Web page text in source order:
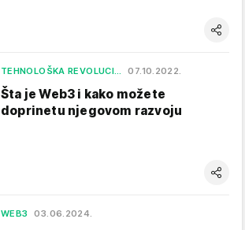
TEHNOLOŠKA REVOLUCI… 07.10.2022.
Šta je Web3 i kako možete
doprinetu njegovom razvoju
WEB3 03.06.2024.